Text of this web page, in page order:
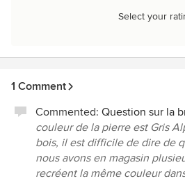
Select your
1 Comment
Commented: Question sur la
couleur de la pierre est Gris
bois, il est difficile de dire de
nous avons en magasin
recréent la même couleur